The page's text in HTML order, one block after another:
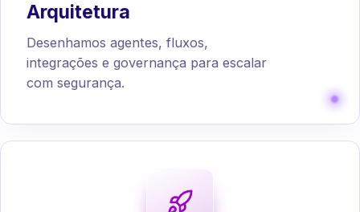
Arquitetura
Desenhamos agentes, fluxos,
integrações e governança para escalar
com segurança.